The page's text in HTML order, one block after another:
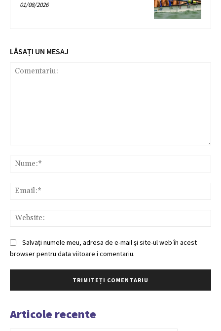
01/08/2026
LĂSAȚI UN MESAJ
Salvați numele meu, adresa de e-mail și site-ul web în acest
browser pentru data viitoare i comentariu.
Articole recente